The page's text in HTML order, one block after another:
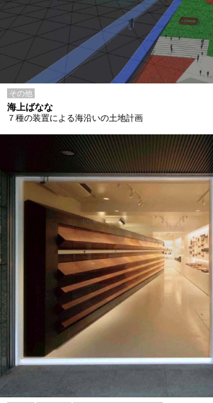
その他
海上ばなな
７種の装置による海沿いの土地計画